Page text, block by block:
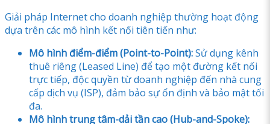
Giải pháp Internet cho doanh nghiệp thường hoạt động
dựa trên các mô hình kết nối tiên tiến như:
Mô hình điểm-điểm (Point-to-Point):Sử dụng kênh
thuê riêng (Leased Line) để tạo một đường kết nối
trực tiếp, độc quyền từ doanh nghiệp đến nhà cung
cấp dịch vụ (ISP), đảm bảo sự ổn định và bảo mật tối
đa.
Mô hình trung tâm-dải tần cao (Hub-and-Spoke):